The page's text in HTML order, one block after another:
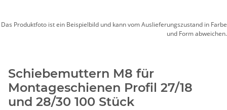
Das Produktfoto ist ein Beispielbild und kann vom Auslieferungszustand in Farbe
und Form abweichen.
Schiebemuttern M8 für
Montageschienen Profil 27/18
und 28/30 100 Stück